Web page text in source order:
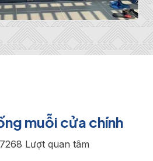
muỗi cửa chính
7268 Lượt quan tâm